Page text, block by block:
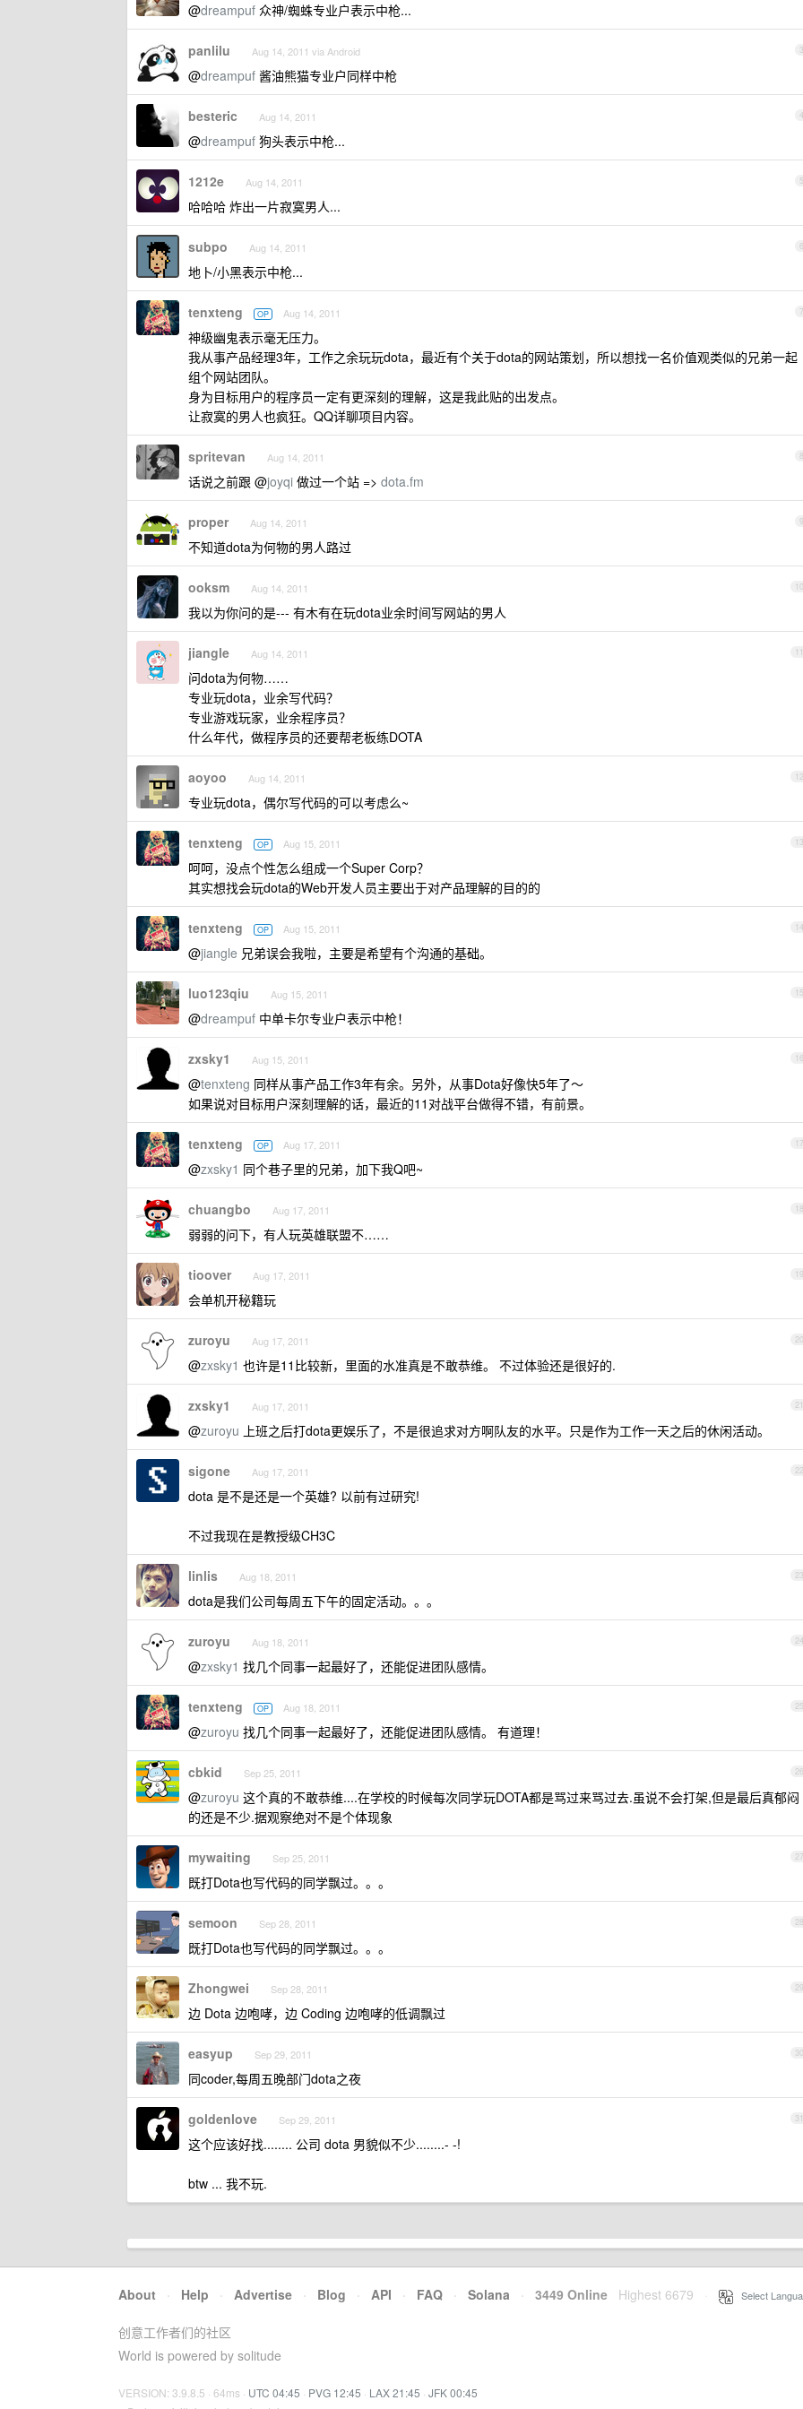
@dreampuf 众神/蜘蛛专业户表示中枪...
3
panlilu Aug 14, 2011 via Android
@dreampuf 酱油熊猫专业户同样中枪
4
besteric Aug 14, 2011
@dreampuf 狗头表示中枪...
5
1212e Aug 14, 2011
哈哈哈 炸出一片寂寞男人...
6
subpo Aug 14, 2011
地卜/小黑表示中枪...
7
tenxteng OP Aug 14, 2011
神级幽鬼表示毫无压力。
我从事产品经理3年，工作之余玩玩dota，最近有个关于dota的网站策划，所以想找一名价值观类似的兄弟一起
组个网站团队。
身为目标用户的程序员一定有更深刻的理解，这是我此贴的出发点。
让寂寞的男人也疯狂。QQ详聊项目内容。
8
spritevan Aug 14, 2011
话说之前跟 @joyqi 做过一个站 => dota.fm
9
proper Aug 14, 2011
不知道dota为何物的男人路过
10
ooksm Aug 14, 2011
我以为你问的是--- 有木有在玩dota业余时间写网站的男人
11
jiangle Aug 14, 2011
问dota为何物……
专业玩dota，业余写代码？
专业游戏玩家，业余程序员？
什么年代，做程序员的还要帮老板练DOTA
12
aoyoo Aug 14, 2011
专业玩dota，偶尔写代码的可以考虑么~
13
tenxteng OP Aug 15, 2011
呵呵，没点个性怎么组成一个Super Corp？
其实想找会玩dota的Web开发人员主要出于对产品理解的目的的
14
tenxteng OP Aug 15, 2011
@jiangle 兄弟误会我啦，主要是希望有个沟通的基础。
15
luo123qiu Aug 15, 2011
@dreampuf 中单卡尔专业户表示中枪！
16
zxsky1 Aug 15, 2011
@tenxteng 同样从事产品工作3年有余。另外，从事Dota好像快5年了～
如果说对目标用户深刻理解的话，最近的11对战平台做得不错，有前景。
17
tenxteng OP Aug 17, 2011
@zxsky1 同个巷子里的兄弟，加下我Q吧~
18
chuangbo Aug 17, 2011
弱弱的问下，有人玩英雄联盟不……
19
tioover Aug 17, 2011
会单机开秘籍玩
20
zuroyu Aug 17, 2011
@zxsky1 也许是11比较新，里面的水准真是不敢恭维。 不过体验还是很好的.
21
zxsky1 Aug 17, 2011
@zuroyu 上班之后打dota更娱乐了，不是很追求对方啊队友的水平。只是作为工作一天之后的休闲活动。
22
sigone Aug 17, 2011
dota 是不是还是一个英雄? 以前有过研究!
不过我现在是教授级CH3C
23
linlis Aug 18, 2011
dota是我们公司每周五下午的固定活动。。。
24
zuroyu Aug 18, 2011
@zxsky1 找几个同事一起最好了，还能促进团队感情。
25
tenxteng OP Aug 18, 2011
@zuroyu 找几个同事一起最好了，还能促进团队感情。 有道理！
26
cbkid Sep 25, 2011
@zuroyu 这个真的不敢恭维....在学校的时候每次同学玩DOTA都是骂过来骂过去.虽说不会打架,但是最后真郁闷
的还是不少.据观察绝对不是个体现象
27
mywaiting Sep 25, 2011
既打Dota也写代码的同学飘过。。。
28
semoon Sep 28, 2011
既打Dota也写代码的同学飘过。。。
29
Zhongwei Sep 28, 2011
边 Dota 边咆哮，边 Coding 边咆哮的低调飘过
30
easyup Sep 29, 2011
同coder,每周五晚部门dota之夜
31
goldenlove Sep 29, 2011
这个应该好找........ 公司 dota 男貌似不少........- -!
btw ... 我不玩.
About · Help · Advertise · Blog · API · FAQ · Solana · 3449 Online Highest 6679 Select
创意工作者们的社区
World is powered by solitude
VERSION: 3.9.8.5 · 64ms · UTC 04:45 · PVG 12:45 · LAX 21:45 · JFK 00:45